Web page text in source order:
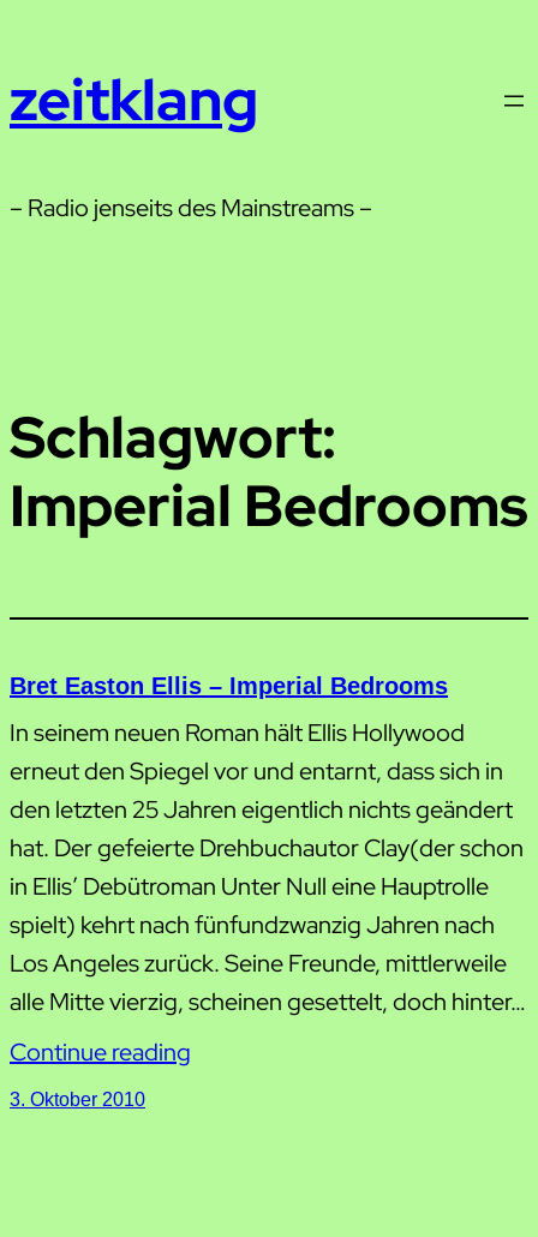
springen
zeitklang
– Radio jenseits des Mainstreams –
Schlagwort:
Imperial Bedrooms
Bret Easton Ellis – Imperial Bedrooms
In seinem neuen Roman hält Ellis Hollywood
erneut den Spiegel vor und entarnt, dass sich in
den letzten 25 Jahren eigentlich nichts geändert
hat. Der gefeierte Drehbuchautor Clay(der schon
in Ellis’ Debütroman Unter Null eine Hauptrolle
spielt) kehrt nach fünfundzwanzig Jahren nach
Los Angeles zurück. Seine Freunde, mittlerweile
alle Mitte vierzig, scheinen gesettelt, doch hinter…
Continue reading
3. Oktober 2010